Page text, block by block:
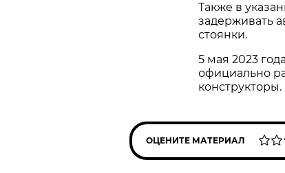
Также в
задерживать
стоянки.
5 мая 2023
официально
конструкторы.
ОЦЕНИТЕ МАТЕРИАЛ